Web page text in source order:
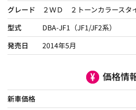
グレード
２ＷＤ ２トーンカラース
型式
DBA-JF1（JF1/JF2系）
発売日
2014年5月
価格情
新車価格